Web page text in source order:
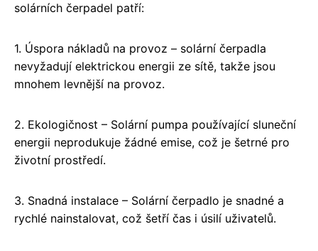
solárních čerpadel patří:
1. Úspora nákladů na provoz – solární čerpadla
nevyžadují elektrickou energii ze sítě, takže jsou
mnohem levnější na provoz.
2. Ekologičnost – Solární pumpa používající sluneční
energii neprodukuje žádné emise, což je šetrné pro
životní prostředí.
3. Snadná instalace – Solární čerpadlo je snadné a
rychlé nainstalovat, což šetří čas i úsilí uživatelů.